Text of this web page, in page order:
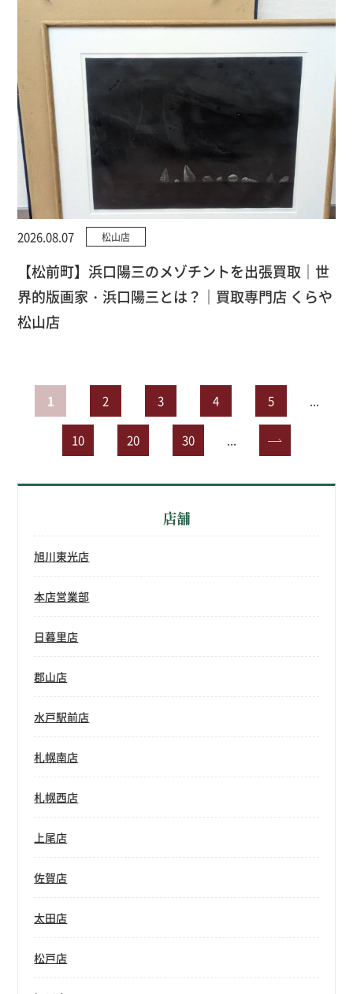
2026.08.07 松山店
【松前町】浜口陽三のメゾチントを出張買取｜世
界的版画家・浜口陽三とは？｜買取専門店 くらや
松山店
1 2 3 4 5 ...
10 20 30 ... »
店舗
旭川東光店
本店営業部
日暮里店
郡山店
水戸駅前店
札幌南店
札幌西店
上尾店
佐賀店
太田店
松戸店